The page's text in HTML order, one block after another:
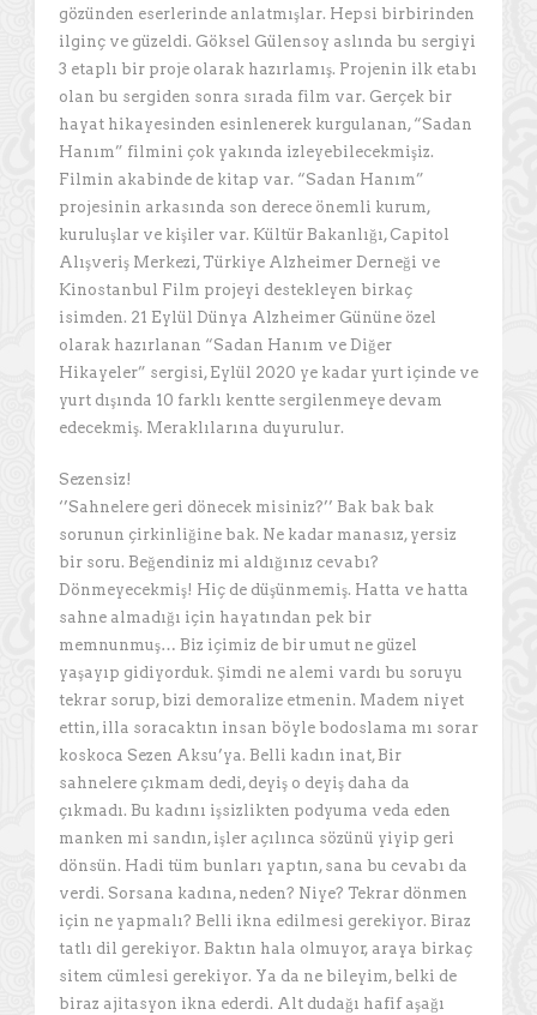
gözünden eserlerinde anlatmışlar. Hepsi birbirinden
ilginç ve güzeldi. Göksel Gülensoy aslında bu sergiyi
3 etaplı bir proje olarak hazırlamış. Projenin ilk etabı
olan bu sergiden sonra sırada film var. Gerçek bir
hayat hikayesinden esinlenerek kurgulanan, “Sadan
Hanım” filmini çok yakında izleyebilecekmişiz.
Filmin akabinde de kitap var. “Sadan Hanım”
projesinin arkasında son derece önemli kurum,
kuruluşlar ve kişiler var. Kültür Bakanlığı, Capitol
Alışveriş Merkezi, Türkiye Alzheimer Derneği ve
Kinostanbul Film projeyi destekleyen birkaç
isimden. 21 Eylül Dünya Alzheimer Gününe özel
olarak hazırlanan “Sadan Hanım ve Diğer
Hikayeler” sergisi, Eylül 2020 ye kadar yurt içinde ve
yurt dışında 10 farklı kentte sergilenmeye devam
edecekmiş. Meraklılarına duyurulur.
Sezensiz!
‘’Sahnelere geri dönecek misiniz?’’ Bak bak bak
sorunun çirkinliğine bak. Ne kadar manasız, yersiz
bir soru. Beğendiniz mi aldığınız cevabı?
Dönmeyecekmiş! Hiç de düşünmemiş. Hatta ve hatta
sahne almadığı için hayatından pek bir
memnunmuş… Biz içimiz de bir umut ne güzel
yaşayıp gidiyorduk. Şimdi ne alemi vardı bu soruyu
tekrar sorup, bizi demoralize etmenin. Madem niyet
ettin, illa soracaktın insan böyle bodoslama mı sorar
koskoca Sezen Aksu’ya. Belli kadın inat, Bir
sahnelere çıkmam dedi, deyiş o deyiş daha da
çıkmadı. Bu kadını işsizlikten podyuma veda eden
manken mi sandın, işler açılınca sözünü yiyip geri
dönsün. Hadi tüm bunları yaptın, sana bu cevabı da
verdi. Sorsana kadına, neden? Niye? Tekrar dönmen
için ne yapmalı? Belli ikna edilmesi gerekiyor. Biraz
tatlı dil gerekiyor. Baktın hala olmuyor, araya birkaç
sitem cümlesi gerekiyor. Ya da ne bileyim, belki de
biraz ajitasyon ikna ederdi. Alt dudağı hafif aşağı